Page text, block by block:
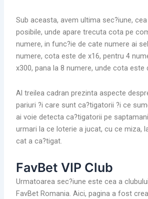
Sub aceasta, avem ultima sec?iune,
posibile, unde apare trecuta cota pe
numere, in func?ie de cate numere ai
numere, cota este de x16, pentru 4
x300, pana la 8 numere, unde cota este
Al treilea cadran prezinta aspecte
pariuri ?i care sunt ca?tigatorii ?i ce
ai voie detecta ca?tigatorii pe
urmari la ce loterie a jucat, cu ce miza,
cat a ca?tigat.
FavBet VIP Club
Urmatoarea sec?iune este cea a
FavBet Romania. Aici, pagina a fost